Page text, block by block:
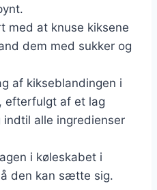
med at knuse kiksene
dem med sukker og
af kikseblandingen i
efterfulgt af et lag
alle ingredienser
i køleskabet i
den kan sætte sig.